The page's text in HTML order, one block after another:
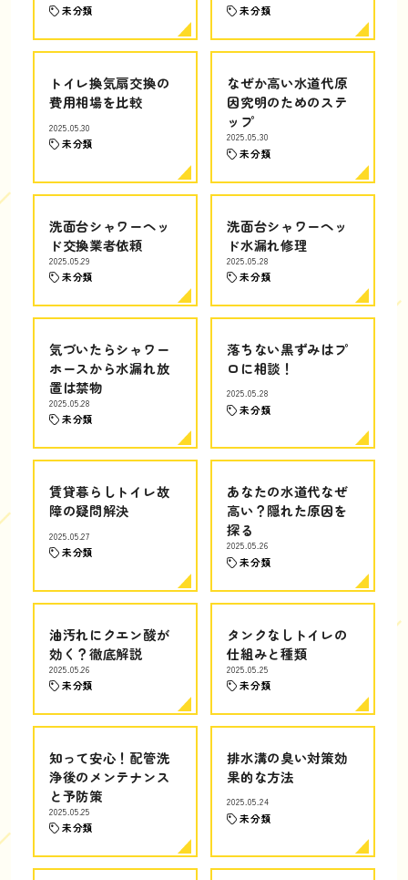
未分類 未分類
トイレ換気扇交換の
費用相場を比較
2025.05.30
未分類
なぜか高い水道代原
因究明のためのステ
ップ
2025.05.30
未分類
洗面台シャワーヘッ
ド交換業者依頼
2025.05.29
未分類
洗面台シャワーヘッ
ド水漏れ修理
2025.05.28
未分類
気づいたらシャワー
ホースから水漏れ放
置は禁物
2025.05.28
未分類
落ちない黒ずみはプ
ロに相談！
2025.05.28
未分類
賃貸暮らしトイレ故
障の疑問解決
2025.05.27
未分類
あなたの水道代なぜ
高い？隠れた原因を
探る
2025.05.26
未分類
油汚れにクエン酸が
効く？徹底解説
2025.05.26
未分類
タンクなしトイレの
仕組みと種類
2025.05.25
未分類
知って安心！配管洗
浄後のメンテナンス
と予防策
2025.05.25
未分類
排水溝の臭い対策効
果的な方法
2025.05.24
未分類